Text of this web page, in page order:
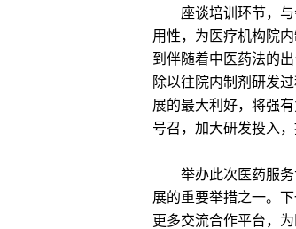
座谈培训环节，与
用性，为医疗机构院
到伴随着中医药法的
除以往院内制剂研发
展的最大利好，将强
号召，加大研发投入
举办此次医药服务
展的重要举措之一。
更多交流合作平台，